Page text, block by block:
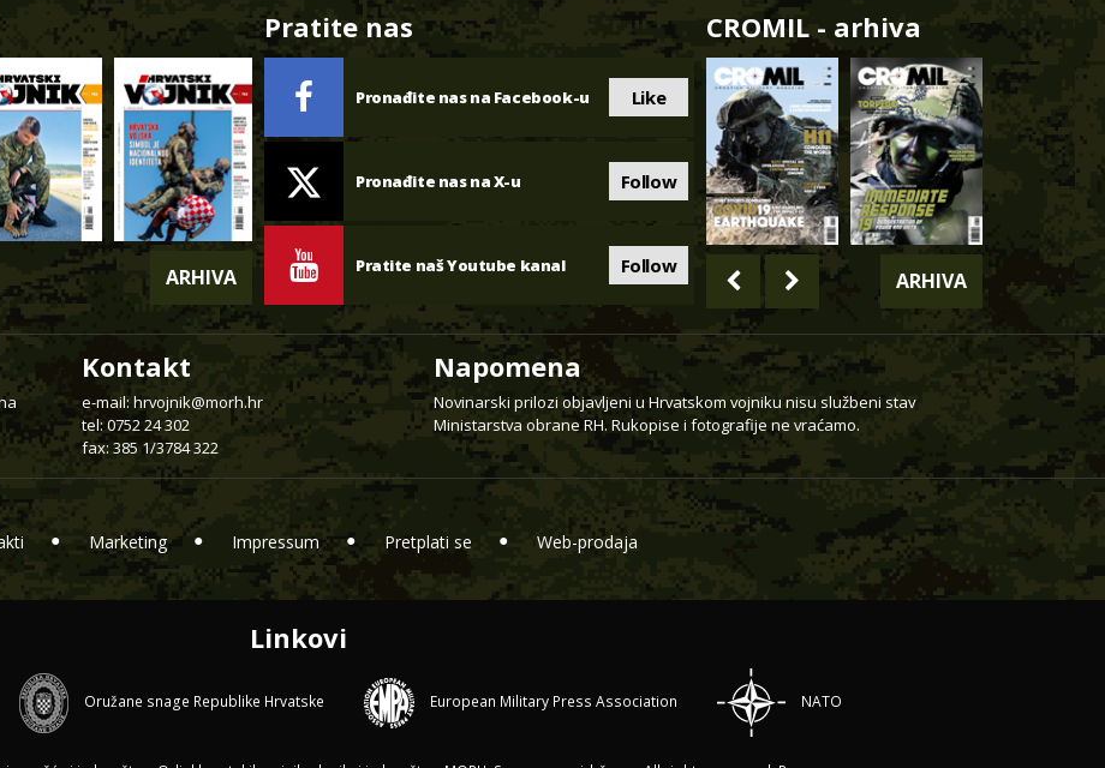
ARHIVA
Pratite nas
Pronađite nas na Facebook-u Like
Pronađite nas na X-u Follow
Pratite naš Youtube kanal Follow
CROMIL - arhiva
ARHIVA
Kontakt
e-mail: hrvojnik@morh.hr
tel: 0752 24 302
fax: 385 1/3784 322
Napomena
Novinarski prilozi objavljeni u Hrvatskom vojniku nisu službeni stav
Ministarstva obrane RH. Rukopise i fotografije ne vraćamo.
Marketing Impressum Pretplati se Web-prodaja
Linkovi
Oružane snage Republike Hrvatske European Military Press Association NATO